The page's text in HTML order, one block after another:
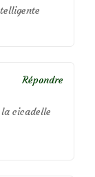
cicadelle
Répondre